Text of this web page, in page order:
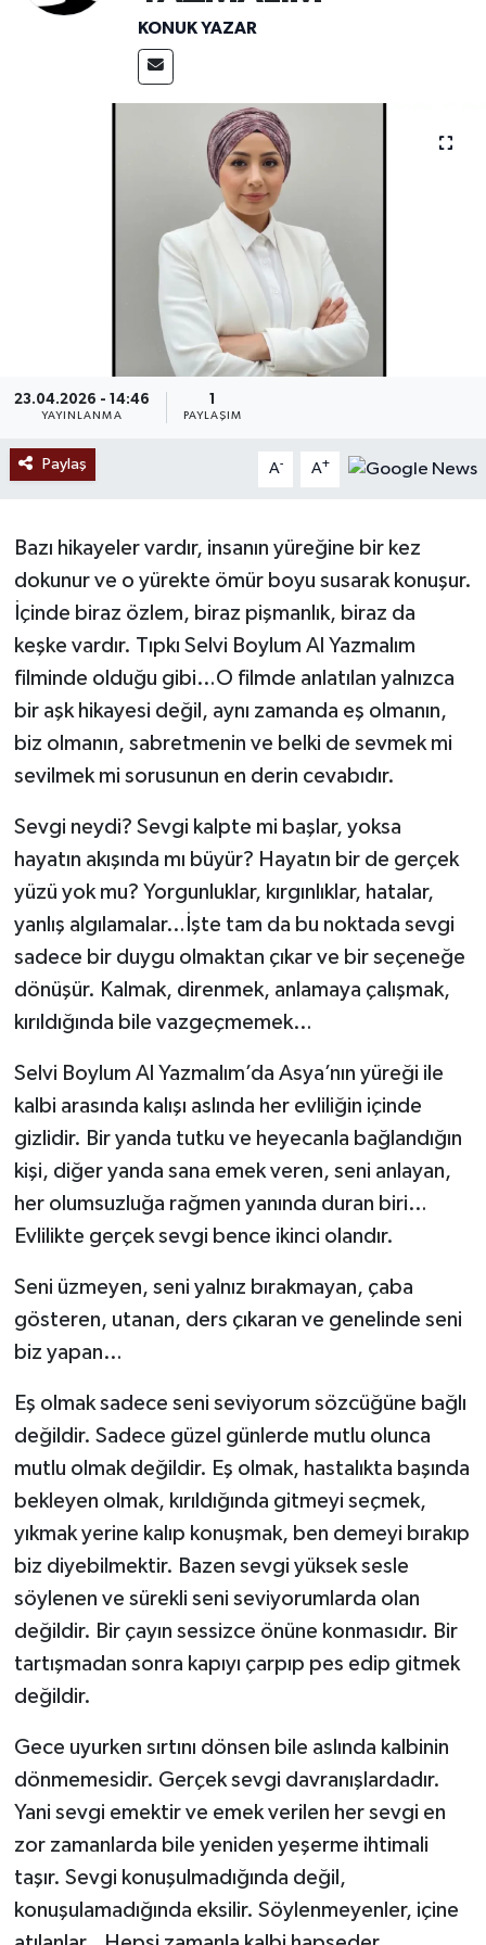
KONUK YAZAR
23.04.2026 - 14:46
YAYINLANMA
1
PAYLAŞIM
Paylaş A- A+
Bazı hikayeler vardır, insanın yüreğine bir kez
dokunur ve o yürekte ömür boyu susarak konuşur.
İçinde biraz özlem, biraz pişmanlık, biraz da
keşke vardır. Tıpkı Selvi Boylum Al Yazmalım
filminde olduğu gibi…O filmde anlatılan yalnızca
bir aşk hikayesi değil, aynı zamanda eş olmanın,
biz olmanın, sabretmenin ve belki de sevmek mi
sevilmek mi sorusunun en derin cevabıdır.
Sevgi neydi? Sevgi kalpte mi başlar, yoksa
hayatın akışında mı büyür? Hayatın bir de gerçek
yüzü yok mu? Yorgunluklar, kırgınlıklar, hatalar,
yanlış algılamalar…İşte tam da bu noktada sevgi
sadece bir duygu olmaktan çıkar ve bir seçeneğe
dönüşür. Kalmak, direnmek, anlamaya çalışmak,
kırıldığında bile vazgeçmemek…
Selvi Boylum Al Yazmalım’da Asya’nın yüreği ile
kalbi arasında kalışı aslında her evliliğin içinde
gizlidir. Bir yanda tutku ve heyecanla bağlandığın
kişi, diğer yanda sana emek veren, seni anlayan,
her olumsuzluğa rağmen yanında duran biri…
Evlilikte gerçek sevgi bence ikinci olandır.
Seni üzmeyen, seni yalnız bırakmayan, çaba
gösteren, utanan, ders çıkaran ve genelinde seni
biz yapan…
Eş olmak sadece seni seviyorum sözcüğüne bağlı
değildir. Sadece güzel günlerde mutlu olunca
mutlu olmak değildir. Eş olmak, hastalıkta başında
bekleyen olmak, kırıldığında gitmeyi seçmek,
yıkmak yerine kalıp konuşmak, ben demeyi bırakıp
biz diyebilmektir. Bazen sevgi yüksek sesle
söylenen ve sürekli seni seviyorumlarda olan
değildir. Bir çayın sessizce önüne konmasıdır. Bir
tartışmadan sonra kapıyı çarpıp pes edip gitmek
değildir.
Gece uyurken sırtını dönsen bile aslında kalbinin
dönmemesidir. Gerçek sevgi davranışlardadır.
Yani sevgi emektir ve emek verilen her sevgi en
zor zamanlarda bile yeniden yeşerme ihtimali
taşır. Sevgi konuşulmadığında değil,
konuşulamadığında eksilir. Söylenmeyenler, içine